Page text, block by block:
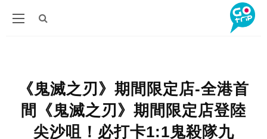
《鬼滅之刃》期間限定店-全港首
間《鬼滅之刃》期間限定店登陸
尖沙咀！必打卡1:1鬼殺隊九